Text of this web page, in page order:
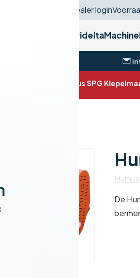
Dealer login
Irridelta
Humus SPG
Humus
De